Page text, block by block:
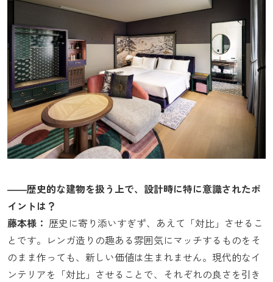
――歴史的な建物を扱う上で、設計時に特に意識されたポ
イントは？
藤本様： 歴史に寄り添いすぎず、あえて「対比」させるこ
とです。レンガ造りの趣ある雰囲気にマッチするものをそ
のまま作っても、新しい価値は生まれません。現代的なイ
ンテリアを「対比」させることで、それぞれの良さを引き